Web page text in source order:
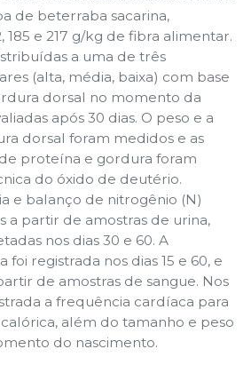
de beterraba sacarina,
185 e 217 g/kg de fibra alimentar.
a uma de três
(alta, média, baixa) com base
dorsal no momento da
após 30 dias. O peso e a
dorsal foram medidos e as
proteína e gordura foram
do óxido de deutério.
e balanço de nitrogênio (N)
a partir de amostras de urina,
nos dias 30 e 60. A
registrada nos dias 15 e 60, e
de amostras de sangue. Nos
a frequência cardíaca para
além do tamanho e peso
do nascimento.